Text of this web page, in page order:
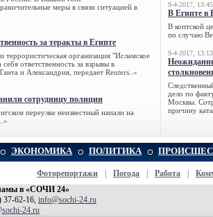
меры в связи ситуацией в
за теракты в Египте
террористическая организация "Исламское
себя ответственность за взрывы в
и Александрия, передает Reuters..»
сотрудницу полиции
переулке неизвестный напали на
9-4-2017, 13:45
В Египте в
В коптской
по случаю
9-4-2017, 13:13
дело по
Москвы.
причину
ЭКОНОМИКА ПОЛИТИКА
Фоторепортажи Погода Работа
в «СОЧИ 24»
37-62-16, info@sochi-24.ru
24.ru